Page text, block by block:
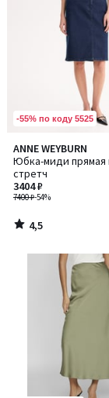
-55% по коду 5525
ANNE WEYBURN
Юбка-миди прямая
стретч
7400 ₽-54%
3404 ₽
4,5
/ 5
4,5
/